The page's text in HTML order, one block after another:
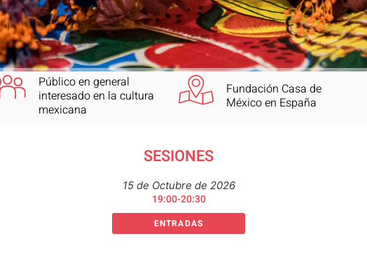
Público en general
interesado en la cultura
mexicana
Fundación Casa de
México en España
SESIONES
15 de Octubre de 2026
19:00-20:30
ENTRADAS